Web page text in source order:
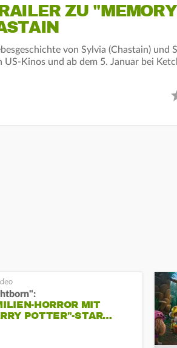
ZU
von Sylvia (Chastain) und
Kinos und ab dem 5. Januar bei
HORROR MIT
POTTER"-STAR…